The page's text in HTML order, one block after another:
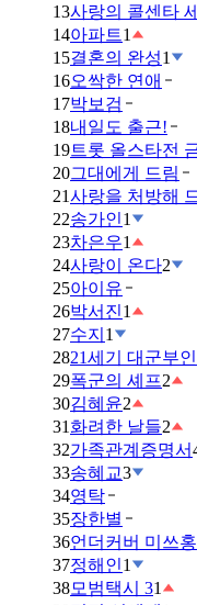
13사랑의 콜센타
14아파트1
15결혼의 완성1
16오싹한 연애
17박보검
18내일도 출근!
19트롯 올스타전
20그대에게 드림
21사랑을 처방해
22송가인1
23차은우1
24사랑이 온다2
25아이유
26박서진1
27수지 1
2821세기 대군부인
29폭군의 셰프2
30김혜윤2
31 화려한 날들2
32가족관계증명서
33송혜교3
34영탁
35장한별
36언더커버 미쓰홍
37정해인1
38모범택시 31